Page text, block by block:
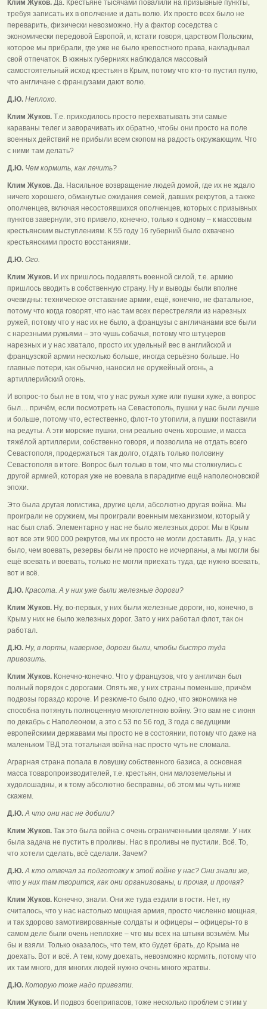
Клим Жуков. Да. Крестьяне тысячами повалили на призывные пункты,
требуя записать их в ополчение и дать волю. Их просто всех было не
переварить, физически невозможно. Ну а фактор соседства с
экономически передовой Европой, и, кстати говоря, царством Польским,
которое мы прибрали, где уже не было крепостного права, накладывал
свой отпечаток. В южных губерниях наблюдался массовый
самостоятельный исход крестьян в Крым, потому что кто-то пустил пулю,
что англичане с французами дают волю.
Д.Ю. Неплохо.
Клим Жуков. Т.е. приходилось просто перехватывать эти самые
караваны телег и заворачивать их обратно, чтобы они просто на поле
военных действий не прибыли всем скопом на радость окружающим. Что
с ними там делать?
Д.Ю. Чем кормить, как лечить?
Клим Жуков. Да. Насильное возвращение людей домой, где их не ждало
ничего хорошего, обманутые ожидания семей, давших рекрутов, а также
ополченцев, включая несостоявшихся ополченцев, которых с призывных
пунктов завернули, это привело, конечно, только к одному – к массовым
крестьянским выступлениям. К 55 году 16 губерний было охвачено
крестьянскими просто восстаниями.
Д.Ю. Ого.
Клим Жуков. И их пришлось подавлять военной силой, т.е. армию
пришлось вводить в собственную страну. Ну и выводы были вполне
очевидны: техническое отставание армии, ещё, конечно, не фатальное,
потому что когда говорят, что нас там всех перестреляли из нарезных
ружей, потому что у нас их не было, а французы с англичанами все были
с нарезными ружьями – это чушь собачья, потому что штуцеров
нарезных и у нас хватало, просто их удельный вес в английской и
французской армии несколько больше, иногда серьёзно больше. Но
главные потери, как обычно, наносил не оружейный огонь, а
артиллерийский огонь.
И вопрос-то был не в том, что у нас ружья хуже или пушки хуже, а вопрос
был… причём, если посмотреть на Севастополь, пушки у нас были лучше
и больше, потому что, естественно, флот-то утопили, а пушки поставили
на редуты. А эти морские пушки, они реально очень хорошие, и масса
тяжёлой артиллерии, собственно говоря, и позволила не отдать всего
Севастополя, продержаться так долго, отдать только половину
Севастополя в итоге. Вопрос был только в том, что мы столкнулись с
другой армией, которая уже не воевала в парадигме ещё наполеоновской
эпохи.
Это была другая логистика, другие цели, абсолютно другая война. Мы
проиграли не оружием, мы проиграли военным механизмом, который у
нас был слаб. Элементарно у нас не было железных дорог. Мы в Крым
вот все эти 900 000 рекрутов, мы их просто не могли доставить. Да, у нас
было, чем воевать, резервы были не просто не исчерпаны, а мы могли бы
ещё воевать и воевать, только не могли приехать туда, где нужно воевать,
вот и всё.
Д.Ю. Красота. А у них уже были железные дороги?
Клим Жуков. Ну, во-первых, у них были железные дороги, но, конечно, в
Крым у них не было железных дорог. Зато у них работал флот, так он
работал.
Д.Ю. Ну, в порты, наверное, дороги были, чтобы быстро туда
привозить.
Клим Жуков. Конечно-конечно. Что у французов, что у англичан был
полный порядок с дорогами. Опять же, у них страны поменьше, причём
подвозы гораздо короче. И резюме-то было одно, что экономика не
способна потянуть полноценную многолетнюю войну. Это вам не с июня
по декабрь с Наполеоном, а это с 53 по 56 год, 3 года с ведущими
европейскими державами мы просто не в состоянии, потому что даже на
маленьком ТВД эта тотальная война нас просто чуть не сломала.
Аграрная страна попала в ловушку собственного базиса, а основная
масса товаропроизводителей, т.е. крестьян, они малоземельны и
худолошадны, и к тому абсолютно бесправны, об этом мы чуть ниже
скажем.
Д.Ю.А что они нас не добили?
Клим Жуков. Так это была война с очень ограниченными целями. У них
была задача не пустить в проливы. Нас в проливы не пустили. Всё. То,
что хотели сделать, всё сделали. Зачем?
Д.Ю.А кто отвечал за подготовку к этой войне у нас? Они знали же,
что у них там творится, как они организованы, и прочая, и прочая?
Клим Жуков. Конечно, знали. Они же туда ездили в гости. Нет, ну
считалось, что у нас настолько мощная армия, просто численно мощная,
и так здорово замотивированные солдаты и офицеры – офицеры-то в
самом деле были очень неплохие – что мы всех на штыки возьмём. Мы
бы и взяли. Только оказалось, что тем, кто будет брать, до Крыма не
доехать. Вот и всё. А тем, кому доехать, невозможно кормить, потому что
их там много, для многих людей нужно очень много жратвы.
Д.Ю. Которую тоже надо привезти.
Клим Жуков. И подвоз боеприпасов, тоже несколько проблем с этим у